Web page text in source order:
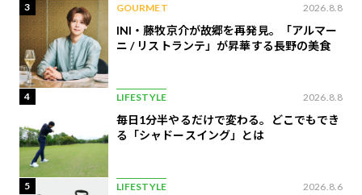
3 GOURMET 2026.8.8
INI・藤牧京介が故郷を再発見。「アルマー
ニ / リストランテ」が昇華する長野の美食
4 LIFESTYLE 2026.8.8
毎日1分半やるだけで変わる。どこでもでき
る「シャドースイング」とは
5 LIFESTYLE 2026.8.6